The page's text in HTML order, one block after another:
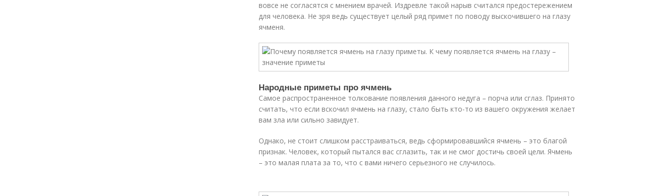
вовсе не согласятся с мнением врачей. Издревле такой нарыв считался предостережением
для человека. Не зря ведь существует целый ряд примет по поводу выскочившего на глазу
ячменя.
Народные приметы про ячмень
Самое распространенное толкование появления данного недуга – порча или сглаз. Принято
считать, что если вскочил ячмень на глазу, стало быть кто-то из вашего окружения желает
вам зла или сильно завидует.
Однако, не стоит слишком расстраиваться, ведь сформировавшийся ячмень – это благой
признак. Человек, который пытался вас сглазить, так и не смог достичь своей цели. Ячмень
– это малая плата за то, что с вами ничего серьезного не случилось.